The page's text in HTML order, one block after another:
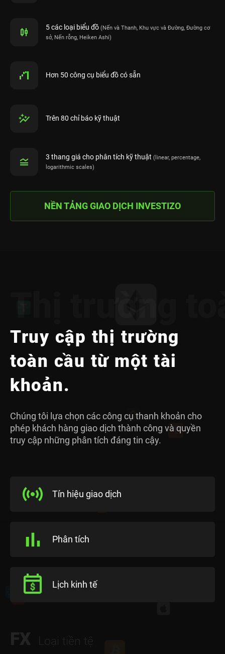
5 các loại biểu đồ (Nến và Thanh, Khu vực và Đường, Đường cơ
sở, Nến rỗng, Heiken Ashi)
Hơn 50 công cụ biểu đồ có sẵn
Trên 80 chỉ báo kỹ thuật
3 thang giá cho phân tích kỹ thuật (linear, percentage,
logarithmic scales)
NỀN TẢNG GIAO DỊCH INVESTIZO
Truy cập thị trường
toàn cầu từ một tài
khoản.
Chúng tôi lựa chọn các công cụ thanh khoản cho
phép khách hàng giao dịch thành công và quyền
truy cập những phân tích đáng tin cậy.
Tín hiệu giao dịch
Phân tích
Lịch kinh tế